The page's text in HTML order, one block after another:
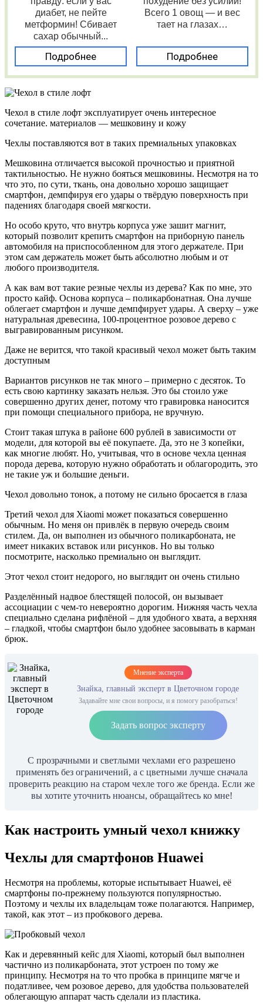
диабет, не пейте
метформин! Сбивает
сахар обычный...
Подробнее
Всего 1 овощ — и вес
тает на глазах…
Подробнее
Чехол в стиле лофт эксплуатирует очень интересное
сочетание. материалов — мешковину и кожу
Чехлы поставляются вот в таких премиальных упаковках
Мешковина отличается высокой прочностью и приятной
тактильностью. Не нужно бояться мешковины. Несмотря на то
что это, по сути, ткань, она довольно хорошо защищает
смартфон, демпфируя его удары о твёрдую поверхность при
падениях благодаря своей мягкости.
Но особо круто, что внутрь корпуса уже зашит магнит,
который позволит крепить смартфон на приборную панель
автомобиля на приспособленном для этого держателе. При
этом сам держатель может быть абсолютно любым и от
любого производителя.
А как вам вот такие резные чехлы из дерева? Как по мне, это
просто кайф. Основа корпуса – поликарбонатная. Она лучше
облегает смартфон и лучше демпфирует удары. А сверху – уже
натуральная древесина, 100-процентное розовое дерево с
выгравированным рисунком.
Даже не верится, что такой красивый чехол может быть таким
доступным
Вариантов рисунков не так много – примерно с десяток. То
есть свою картинку заказать нельзя. Это бы стоило уже
совершенно других денег, потому что гравировка наносится
при помощи специального прибора, не вручную.
Стоит такая штука в районе 600 рублей в зависимости от
модели, для которой вы её покупаете. Да, это не 3 копейки,
как многие любят. Но, учитывая, что в основе чехла ценная
порода дерева, которую нужно обработать и облагородить, это
не такие уж и большие деньги.
Чехол довольно тонок, а потому не сильно бросается в глаза
Третий чехол для Xiaomi может показаться совершенно
обычным. Но меня он привлёк в первую очередь своим
стилем. Да, он выполнен из обычного поликарбоната, не
имеет никаких вставок или рисунков. Но вы только
посмотрите, насколько премиально он выглядит.
Этот чехол стоит недорого, но выглядит он очень стильно
Разделённый надвое блестящей полосой, он вызывает
ассоциации с чем-то невероятно дорогим. Нижняя часть чехла
специально сделана рифлёной – для удобного хвата, а верхняя
– гладкой, чтобы смартфон было удобнее засовывать в карман
брюк.
Мнение эксперта
Знайка, главный эксперт в Цветочном городе
Задавайте мне свои вопросы, и я помогу разобраться!
Задать вопрос эксперту
С прозрачными и светлыми чехлами его разрешено
применять без ограничений, а с цветными лучше сначала
проверить реакцию на старом чехле того же бренда. Если же
вы хотите уточнить нюансы, обращайтесь ко мне!
Как настроить умный чехол книжку
Чехлы для смартфонов Huawei
Несмотря на проблемы, которые испытывает Huawei, её
смартфоны по-прежнему пользуются популярностью.
Поэтому и чехлы их владельцам тоже полагаются. Например,
такой, как этот – из пробкового дерева.
Как и деревянный кейс для Xiaomi, который был выполнен
частично из поликарбоната, этот устроен по тому же
принципу. Несмотря на то что пробка в принципе мягче и
податливее, чем розовое дерево, для удобства пользователей
облегающую аппарат часть сделали из пластика.